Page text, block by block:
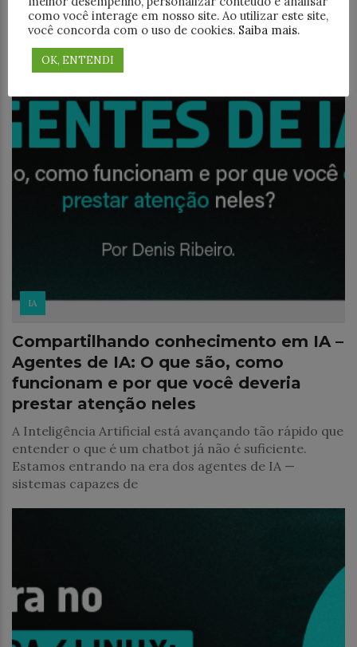
IA
Compartilhando conhecimento em IA –
Agentes de IA: O que são, como
funcionam e por que você deveria
prestar atenção neles
A Inteligência Artificial está avançando tão rápido que
entender o que é um chatbot já não é suficiente.
Estamos entrando na era dos agentes de IA —
sistemas capazes de
como você interage em nosso site. Ao utilizar este site,
você concorda com o uso de cookies. Saiba mais.
OK, ENTENDI